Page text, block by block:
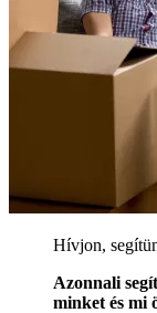
Kis tehertaxi,
tehertaxi
Kis tehertaxi